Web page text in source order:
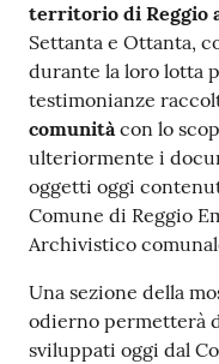
territorio di Reggio
Settanta e Ottanta,
durante la loro lotta
testimonianze
comunitàcon lo
ulteriormente i
oggetti oggi
Comune di Reggio
Archivistico
Una sezione della
odierno permetterà
sviluppati oggi dal